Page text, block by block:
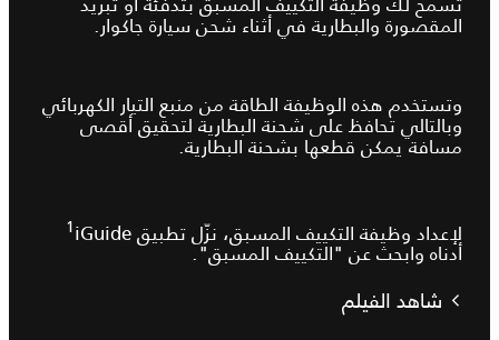
المقصورة والبطارية في أثناء شحن سيارة جاكوار.
وتستخدم هذه الوظيفة الطاقة من منبع التيار الكهربائي
وبالتالي تحافظ على شحنة البطارية لتحقيق أقصى
مسافة يمكن قطعها بشحنة البطارية.
لإعداد وظيفة التكييف المسبق، نزّل تطبيق iGuide‏ 1
أدناه وابحث عن "التكييف المسبق".
شاهد الفيلم